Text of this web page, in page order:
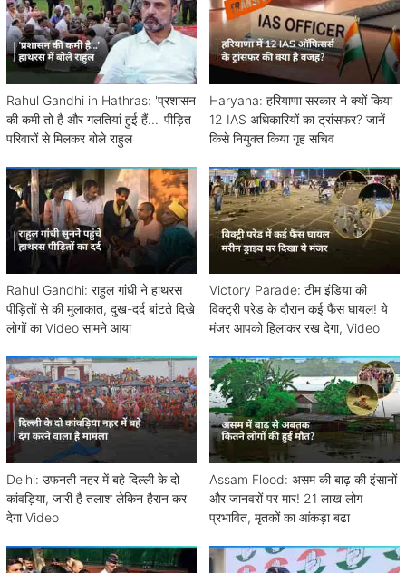
Rahul Gandhi in Hathras: 'प्रशासन
की कमी तो है और गलतियां हुई हैं...' पीड़ित
परिवारों से मिलकर बोले राहुल
Haryana: हरियाणा सरकार ने क्यों किया
12 IAS अधिकारियों का ट्रांसफर? जानें
किसे नियुक्त किया गृह सचिव
Rahul Gandhi: राहुल गांधी ने हाथरस
पीड़ितों से की मुलाकात, दुख-दर्द बांटते दिखे
लोगों का Video सामने आया
Victory Parade: टीम इंडिया की
विक्ट्री परेड के दौरान कई फैंस घायल! ये
मंजर आपको हिलाकर रख देगा, Video
Delhi: उफनती नहर में बहे दिल्ली के दो
कांवड़िया, जारी है तलाश लेकिन हैरान कर
देगा Video
Assam Flood: असम की बाढ़ की इंसानों
और जानवरों पर मार! 21 लाख लोग
प्रभावित, मृतकों का आंकड़ा बढा